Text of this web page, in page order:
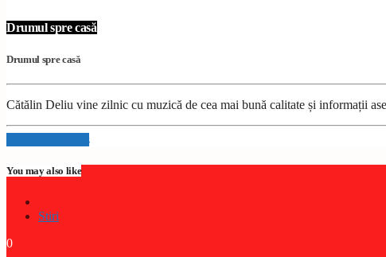
Drumul spre casă
Drumul spre casă
Cătălin Deliu vine zilnic cu muzică de cea mai bună calitate și informații
Info and episodes
You may also like
Stiri
0